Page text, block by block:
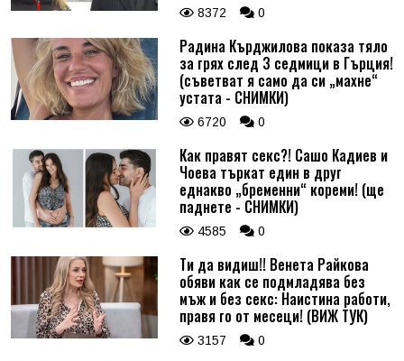
8372 0
Радина Кърджилова показа тяло
за грях след 3 седмици в Гърция!
(съветват я само да си „махне“
устата - СНИМКИ)
6720 0
Как правят секс?! Сашо Кадиев и
Чоева търкат един в друг
еднакво „бременни“ кореми! (ще
паднете - СНИМКИ)
4585 0
Ти да видиш!! Венета Райкова
обяви как се подмладява без
мъж и без секс: Наистина работи,
правя го от месеци! (ВИЖ ТУК)
3157 0